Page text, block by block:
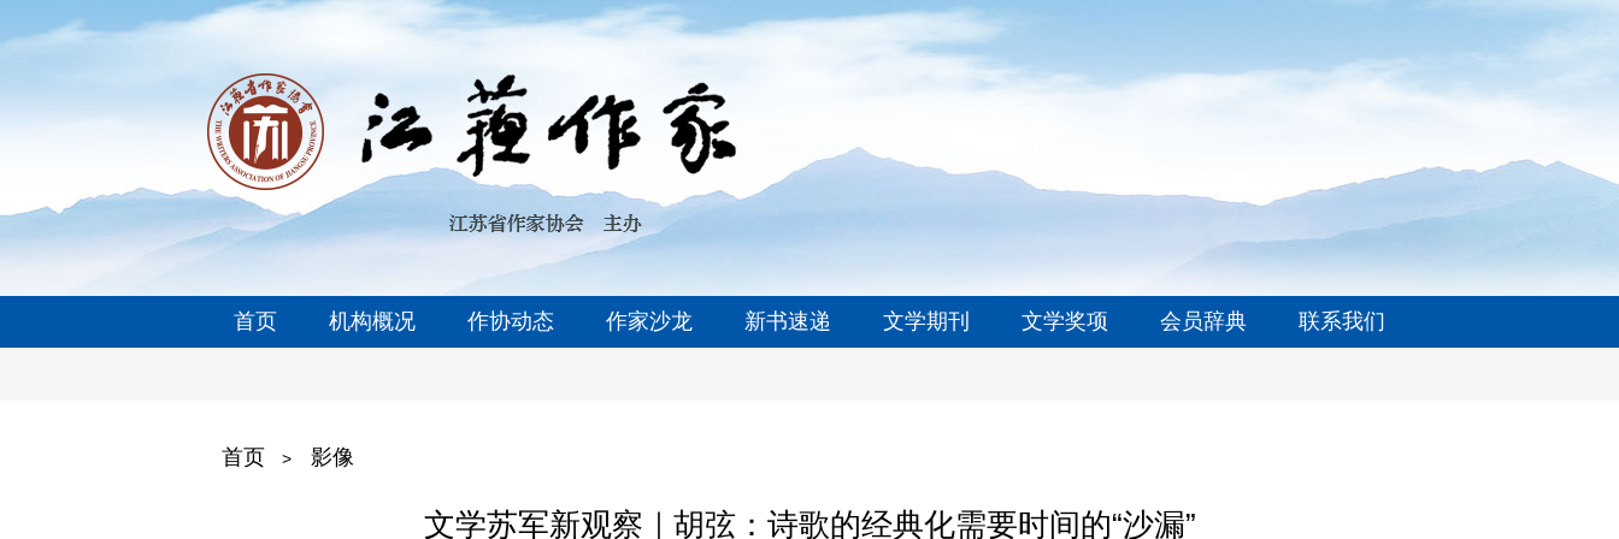
首页 机构概况 作协动态 作家沙龙 新书速递 文学期刊 文学奖项 会员辞典 联系我们
首页 > 影像
文学苏军新观察｜胡弦：诗歌的经典化需要时间的“沙漏”